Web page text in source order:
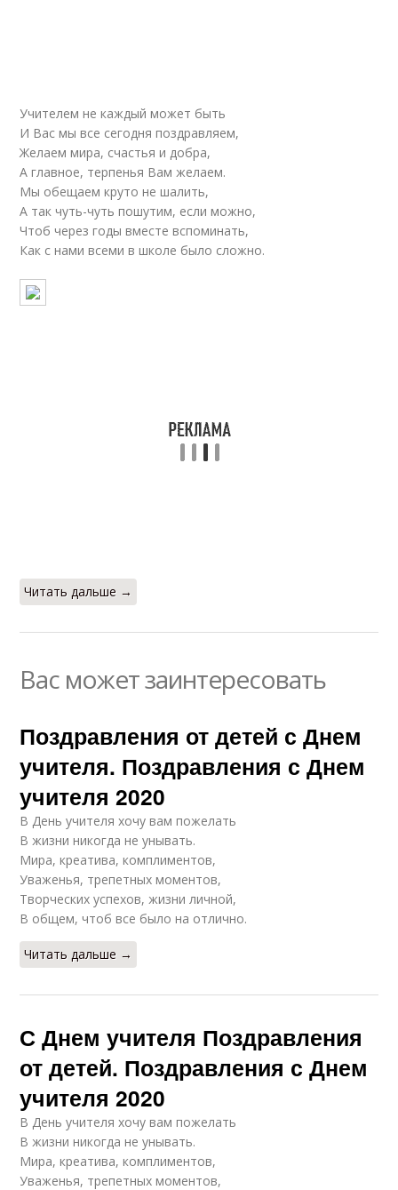
Учителем не каждый может быть
И Вас мы все сегодня поздравляем,
Желаем мира, счастья и добра,
А главное, терпенья Вам желаем.
Мы обещаем круто не шалить,
А так чуть-чуть пошутим, если можно,
Чтоб через годы вместе вспоминать,
Как с нами всеми в школе было сложно.
Читать дальше →
Вас может заинтересовать
Поздравления от детей с Днем
учителя. Поздравления с Днем
учителя 2020
В День учителя хочу вам пожелать
В жизни никогда не унывать.
Мира, креатива, комплиментов,
Уваженья, трепетных моментов,
Творческих успехов, жизни личной,
В общем, чтоб все было на отлично.
Читать дальше →
С Днем учителя Поздравления
от детей. Поздравления с Днем
учителя 2020
В День учителя хочу вам пожелать
В жизни никогда не унывать.
Мира, креатива, комплиментов,
Уваженья, трепетных моментов,